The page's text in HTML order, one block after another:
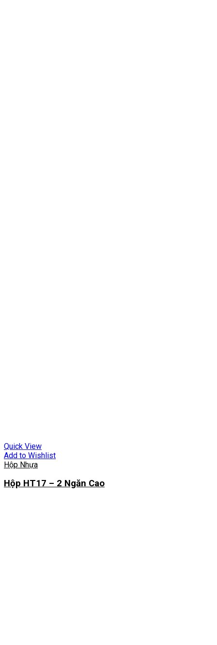
Quick View
Add to Wishlist
Hộp Nhựa
Hộp HT17 – 2 Ngăn Cao